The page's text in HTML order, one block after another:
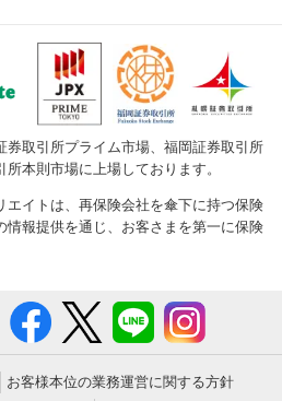
券取引所プライム市場、福岡証券取引所
本則市場に上場しております。
エイトは、再保険会社を傘下に持つ保険
情報提供を通じ、お客さまを第一に保険
お客様本位の業務運営に関する方針